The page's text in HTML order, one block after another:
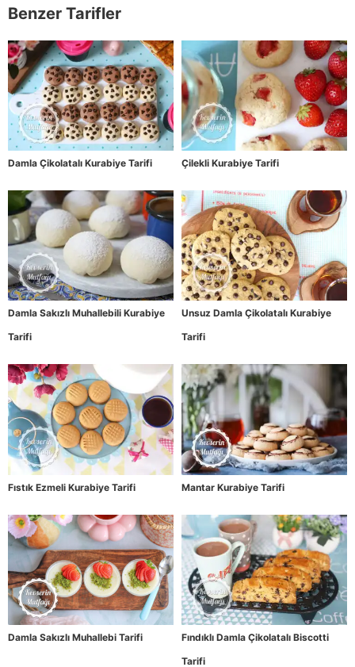
Benzer Tarifler
Damla Çikolatalı Kurabiye Tarifi Çilekli Kurabiye Tarifi
Damla Sakızlı Muhallebili Kurabiye
Tarifi
Unsuz Damla Çikolatalı Kurabiye
Tarifi
Fıstık Ezmeli Kurabiye Tarifi Mantar Kurabiye Tarifi
Damla Sakızlı Muhallebi Tarifi
Fındıklı Damla Çikolatalı Biscotti
Tarifi